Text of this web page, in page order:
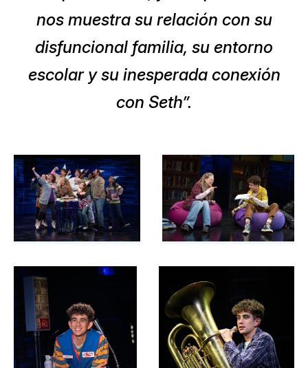
nos muestra su relación con su
disfuncional familia, su entorno
escolar y su inesperada conexión
con Seth”.